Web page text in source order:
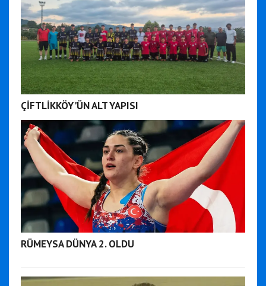
ÇİFTLİKKÖY'ÜN ALT YAPISI
RÜMEYSA DÜNYA 2. OLDU